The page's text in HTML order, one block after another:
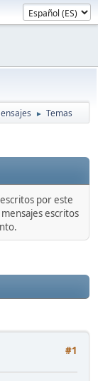
► Temas
por este
escritos
#1